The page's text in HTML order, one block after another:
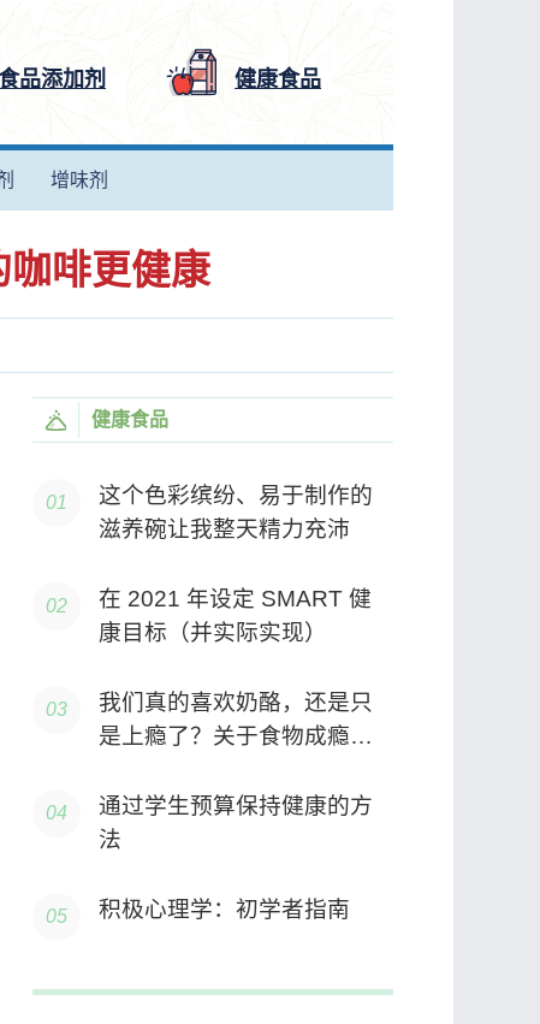
品添加剂 健康食品
增味剂
啡更健康
健康食品
这个色彩缤纷、易于制作的
滋养碗让我整天精力充沛
在 2021 年设定 SMART 健
康目标（并实际实现）
我们真的喜欢奶酪，还是只
是上瘾了？关于食物成瘾的
通过学生预算保持健康的方
法
积极心理学：初学者指南